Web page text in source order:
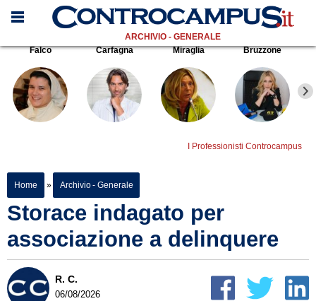
ARCHIVIO - GENERALE
Falco
Carfagna Miraglia Bruzzone
I Professionisti Controcampus
Home » Archivio - Generale
Storace indagato per
associazione a delinquere
R. C.
06/08/2026